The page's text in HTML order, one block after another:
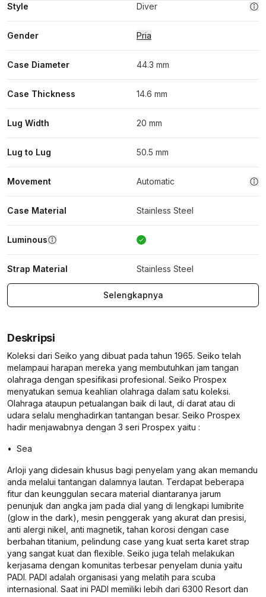
Style Diver
Gender Pria
Case Diameter 44.3 mm
Case Thickness 14.6 mm
Lug Width 20 mm
Lug to Lug 50.5 mm
Movement Automatic
Case Material Stainless Steel
Luminous
Strap Material Stainless Steel
Selengkapnya
Deskripsi
Koleksi dari Seiko yang dibuat pada tahun 1965. Seiko telah
melampaui harapan mereka yang membutuhkan jam tangan
olahraga dengan spesifikasi profesional. Seiko Prospex
menyatukan semua keahlian olahraga dalam satu koleksi.
Olahraga ataupun petualangan baik di laut, di darat atau di
udara selalu menghadirkan tantangan besar. Seiko Prospex
hadir menjawabnya dengan 3 seri Prospex yaitu :
• Sea
Arloji yang didesain khusus bagi penyelam yang akan memandu
anda melalui tantangan dalamnya lautan. Terdapat beberapa
fitur dan keunggulan secara material diantaranya jarum
penunjuk dan angka jam pada dial yang di lengkapi lumibrite
(glow in the dark), mesin penggerak yang akurat dan presisi,
anti alergi nikel, anti magnetik, tahan korosi dengan case
berbahan titanium, pelindung case yang kuat serta karet strap
yang sangat kuat dan flexible. Seiko juga telah melakukan
kerjasama dengan komunitas terbesar penyelam dunia yaitu
PADI. PADI adalah organisasi yang melatih para scuba
internasional. Saat ini PADI memiliki lebih dari 6300 Resort dan